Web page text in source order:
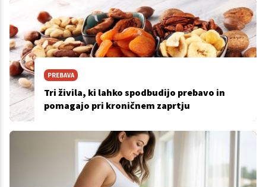
PREBAVA
Tri živila, ki lahko spodbudijo prebavo in
pomagajo pri kroničnem zaprtju